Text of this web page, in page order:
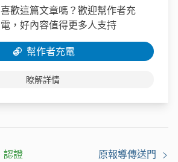
喜歡這篇文章嗎？歡迎幫作者充
電，好內容值得更多人支持
幫作者充電
瞭解詳情
認證 原報導傳送門